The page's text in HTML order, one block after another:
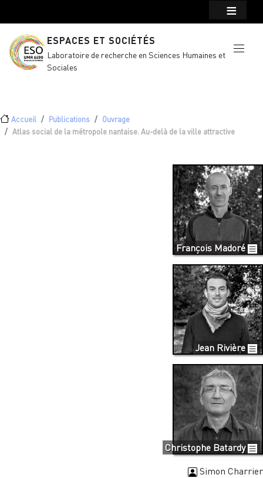
ESPACES ET SOCIÉTÉS
Laboratoire de recherche en Sciences Humaines et
Sociales
Fil d'Ariane
Accueil Publications
Ouvrage
Atlas social de la métropole nantaise. Au-delà de la ville attractive
François Madoré
Jean Rivière
Christophe Batardy
Simon Charrier